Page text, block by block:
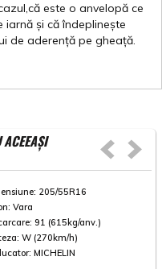
este o anvelopă ce
iarnă și că îndeplinește
de aderență pe gheață.
205/55R16
Vara
91 (615kg/anv.)
W (270km/h)
MICHELIN